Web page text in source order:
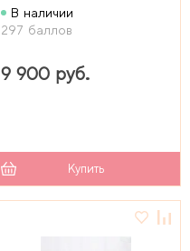
В наличии
297 баллов
9 900 руб.
Купить